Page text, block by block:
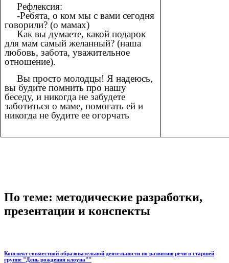
Рефлексия:
-Ребята, о ком мы с вами сегодня
говорили? (о мамах)
Как вы думаете, какой подарок
для мам самый желанный? (наша
любовь, забота, уважительное
отношение).
Вы просто молодцы! Я надеюсь,
вы будите помнить про нашу
беседу, и никогда не забудете
заботиться о маме, помогать ей и
никогда не будите ее огорчать
По теме: методические разработки,
презентации и конспекты
Конспект совместной образовательной деятельности по развитию речи в старшей
группе "День рождения клоуна""